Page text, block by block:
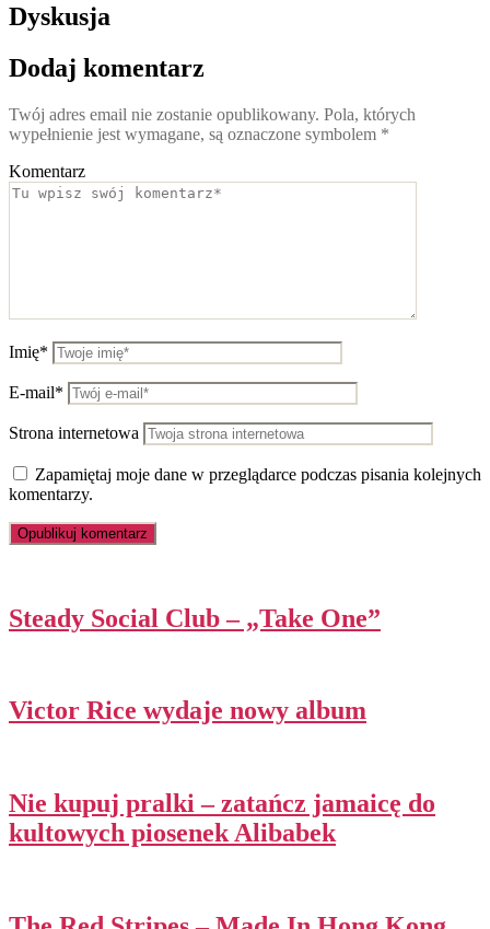
Dyskusja
Dodaj komentarz
Twój adres email nie zostanie opublikowany. Pola, których
wypełnienie jest wymagane, są oznaczone symbolem *
Komentarz
Imię*
E-mail*
Strona internetowa
Zapamiętaj moje dane w przeglądarce podczas pisania kolejnych
komentarzy.
Steady Social Club – „Take One”
Victor Rice wydaje nowy album
Nie kupuj pralki – zatańcz jamaicę do
kultowych piosenek Alibabek